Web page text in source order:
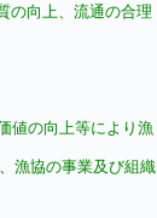
の向上、流通の合理
値の向上等により漁
、漁協の事業及び組織